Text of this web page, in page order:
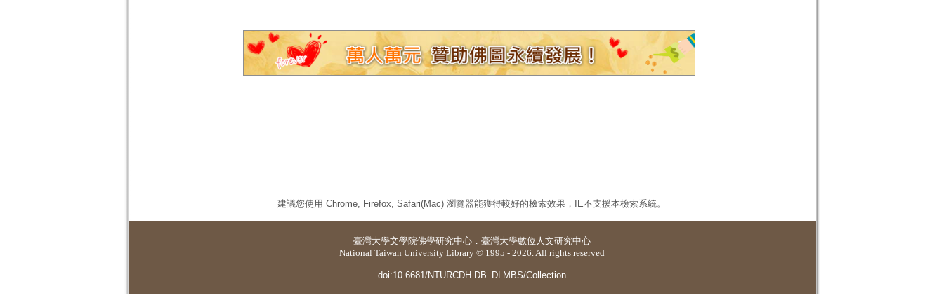
建議您使用 Chrome, Firefox, Safari(Mac) 瀏覽器能獲得較好的檢索效果，IE不支援本檢索系統。
臺灣大學文學院佛學研究中心 ． 臺灣大學數位人文研究中心
National Taiwan University Library © 1995 - 2026. All rights reserved
doi:10.6681/NTURCDH.DB_DLMBS/Collection